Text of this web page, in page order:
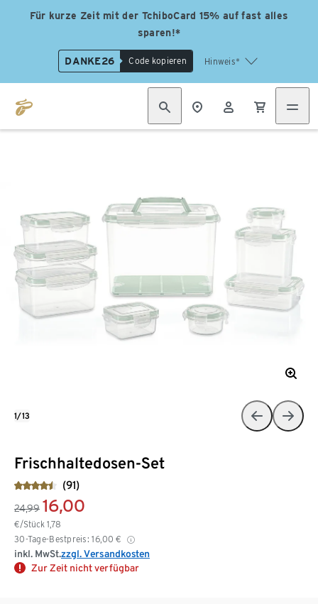
Für kurze Zeit mit der TchiboCard 15% auf fast alles
sparen!*
DANKE26 Code kopieren Hinweis*
Frischhaltedosen-Set
(91)
24,99 16,00
€/Stück 1,78
30-Tage-Bestpreis: 16,00 €
inkl. MwSt.zzgl. Versandkosten
Zur Zeit nicht verfügbar
1/13